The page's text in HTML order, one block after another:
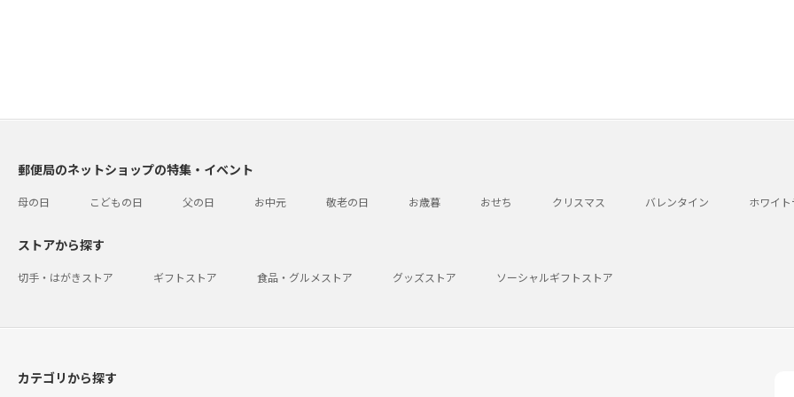
郵便局のネットショップの特集・イベント
母の日 こどもの日 父の日 お中元 敬老の日 お歳暮 おせち クリスマス バレンタイン ホワイ
ストアから探す
切手・はがきストア ギフトストア 食品・グルメストア グッズストア ソーシャルギフトストア
カテゴリから探す